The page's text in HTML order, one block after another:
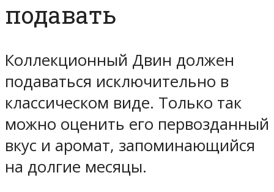
подавать
Коллекционный Двин должен
подаваться исключительно в
классическом виде. Только так
можно оценить его первозданный
вкус и аромат, запоминающийся
на долгие месяцы.